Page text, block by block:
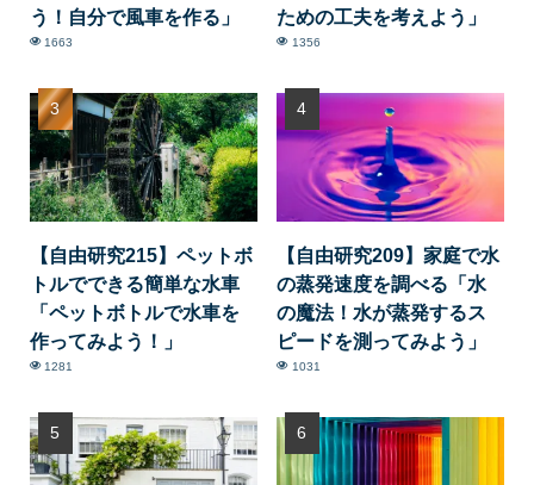
う！自分で風車を作る」
1663
ための工夫を考えよう」
1356
【自由研究215】ペットボ
トルでできる簡単な水車
「ペットボトルで水車を
作ってみよう！」
1281
【自由研究209】家庭で水
の蒸発速度を調べる「水
の魔法！水が蒸発するス
ピードを測ってみよう」
1031